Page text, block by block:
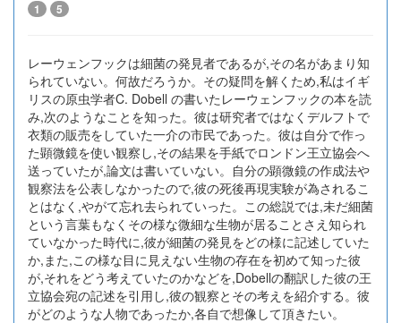
1 5
レーウェンフックは細菌の発見者であるが,その名があまり知
られていない。何故だろうか。その疑問を解くため,私はイギ
リスの原虫学者C. Dobell の書いたレーウェンフックの本を読
み,次のようなことを知った。彼は研究者ではなくデルフトで
衣類の販売をしていた一介の市民であった。彼は自分で作っ
た顕微鏡を使い観察し,その結果を手紙でロンドン王立協会へ
送っていたが,論文は書いていない。自分の顕微鏡の作成法や
観察法を公表しなかったので,彼の死後再現実験が為されるこ
とはなく,やがて忘れ去られていった。この総説では,未だ細菌
という言葉もなくその様な微細な生物が居ることさえ知られ
ていなかった時代に,彼が細菌の発見をどの様に記述していた
か,また,この様な目に見えない生物の存在を初めて知った彼
が,それをどう考えていたのかなどを,Dobellの翻訳した彼の王
立協会宛の記述を引用し,彼の観察とその考えを紹介する。彼
がどのような人物であったか,各自で想像して頂きたい。